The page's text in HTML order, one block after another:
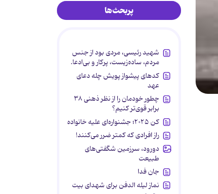
پربحث‌ها
شهید رئیسی، مردی بود از جنس
مردم، ساده‌زیست، پرکار و بی‌ادعا.
کدهای پیشواز پویش چله دعای
عهد
چطور خودمان را از نظر ذهنی ۳۸
برابر قوی‌تر کنیم؟
کن ۲۰۲۵؛ جشنواره‌ای علیه خانواده
راز افرادی که کمتر ضرر می‌کنند!
دورود، سرزمین شگفتی‌های
طبیعت
جان فدا
نماز لیله الدفن برای شهدای بیت